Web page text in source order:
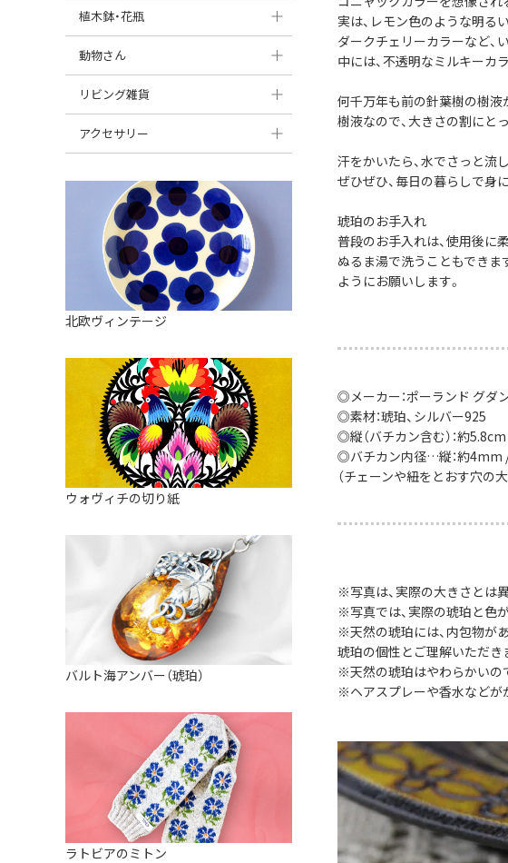
実は、レモン色のような明るい
ダークチェリーカラーなど、
中には、不透明なミルキーカ
何千万年も前の針葉樹の樹液
樹液なので、大きさの割にと
汗をかいたら、水でさっと流
ぜひぜひ、毎日の暮らしで身
琥珀のお手入れ
普段のお手入れは、使用後に
ぬるま湯で洗うこともできま
ようにお願いします。
◎メーカー：ポーランド グダ
◎素材：琥珀、シルバー925
◎縦（バチカン含む）：約
◎バチカン内径…縦：約4mm
（チェーンや紐をとおす穴の
※写真は、実際の大きさとは
※写真では、実際の琥珀と色
※天然の琥珀には、内包物が
琥珀の個性とご理解いただき
※天然の琥珀はやわらかいの
※ヘアスプレーや香水などが
分割ディッシュ
すべて見る
りんご型ボウル
いちご型ボウル
星型ボウル
スープカップ
そば猪口・フリーカップ
ココット
薬味入れ
ミキシングボウル
すべて見る
バターディッシュ
六角形ポット
ボトル
すべて見る
はしおき・カトラリーレスト
スクエアオーブンディッシュ
オーバルオーブンディッシュ
すべて見る
すべて見る
キャセロール
すべて見る
植木鉢・花瓶
植木鉢
花瓶
動物さん
フィギュア・置物
貯金箱
オーナメント
クリーマー
リビング雑貨
スツール
バス・洗面用品
家具小物
小物入れ
アロマポット
バスケット
装飾用タイル・プレート
ミニチュア
天使さま
カードスタンド
マグネット
すべて見る
アクセサリー
ペンダントトップ
すべて見る
北欧ヴィンテージ
ウォヴィチの切り紙
バルト海アンバー（琥珀）
ラトビアのミトン